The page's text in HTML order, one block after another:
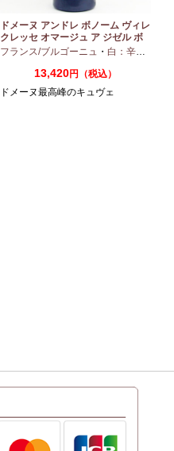
ドメーヌ アンドレ ボノーム ヴィレ
クレッセ オマージュ ア ジゼル ボ
ノーム 2023 750ml
フランス/ブルゴーニュ ・ 白：辛口
13,420円（税込）
ドメーヌ最高峰のキュヴェ